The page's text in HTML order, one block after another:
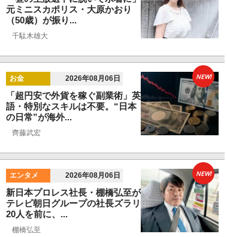
元ミニスカポリス・大原かおり
（50歳）が振り...
千駄木雄大
お金 2026年08月06日
「超円安で外貨を稼ぐ副業術」英
語・特別なスキルは不要。“日本
の日常”が海外...
齊藤武宏
NEW!
エンタメ 2026年08月06日
新日本プロレス社長・棚橋弘至が
テレビ朝日グループの社長ズラリ
20人を前に、...
棚橋弘至
NEW!